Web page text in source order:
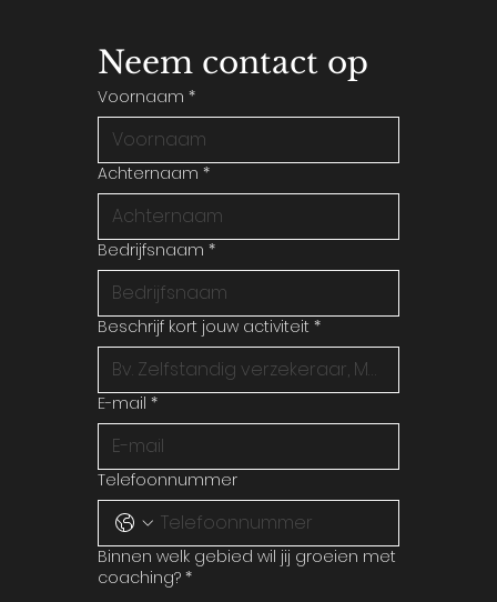
Neem contact op
Voornaam *
Achternaam *
Bedrijfsnaam *
Beschrijf kort jouw activiteit *
E-mail *
Telefoonnummer
Binnen welk gebied wil jij groeien met
coaching? *